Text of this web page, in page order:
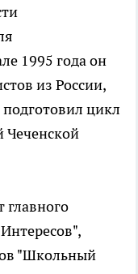
1995 года он
из России,
цикл
Чеченской
главного
"Школьный